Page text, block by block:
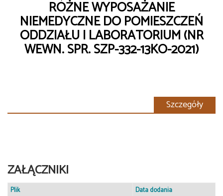
RÓŻNE WYPOSAŻANIE
NIEMEDYCZNE DO POMIESZCZEŃ
ODDZIAŁU I LABORATORIUM (NR
WEWN. SPR. SZP-332-13KO-2021)
Szczegóły
ZAŁĄCZNIKI
Plik
Data dodania